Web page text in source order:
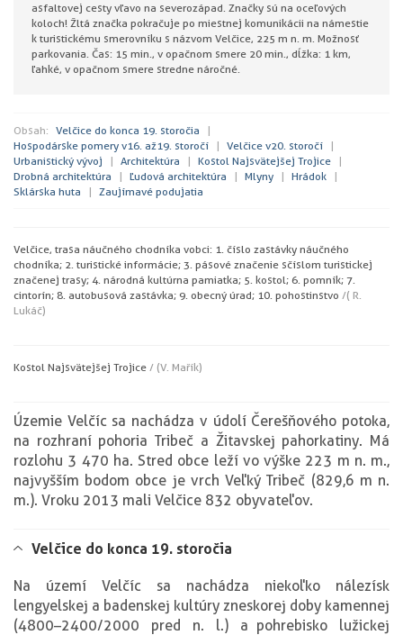
asfaltovej cesty vľavo na severozápad. Značky sú na oceľových
koloch! Žltá značka pokračuje po miestnej komunikácii na námestie
k turistickému smerovníku s názvom Velčice, 225 m n. m. Možnosť
parkovania. Čas: 15 min., v opačnom smere 20 min., dĺžka: 1 km,
ľahké, v opačnom smere stredne náročné.
Obsah: Velčice do konca 19. storočia
Hospodárske pomery v 16. až 19. storočí
Velčice v 20. storočí
Urbanistický vývoj
Architektúra
Kostol Najsvätejšej Trojice
Drobná architektúra
Ľudová architektúra Mlyny
Hrádok
Sklárska huta
Zaujímavé podujatia
Velčice, trasa náučného chodníka v obci: 1. číslo zastávky náučného
chodníka; 2. turistické informácie; 3. pásové značenie s číslom turistickej
značenej trasy; 4. národná kultúrna pamiatka; 5. kostol; 6. pomník; 7.
cintorín; 8. autobusová zastávka; 9. obecný úrad; 10. pohostinstvo /( R.
Lukáč)
Kostol Najsvätejšej Trojice / (V. Mařík)
Územie Velčíc sa nachádza v údolí Čerešňového potoka,
na rozhraní pohoria Tribeč a Žitavskej pahorkatiny. Má
rozlohu 3 470 ha. Stred obce leží vo výške 223 m n. m.,
najvyšším bodom obce je vrch Veľký Tribeč (829,6 m n.
m.). V roku 2013 mali Velčice 832 obyvateľov.
Velčice do konca 19. storočia
Na území Velčíc sa nachádza niekoľko nálezísk
lengyelskej a badenskej kultúry z neskorej doby kamennej
(4800–2400/2000 pred n. l.) a pohrebisko lužickej